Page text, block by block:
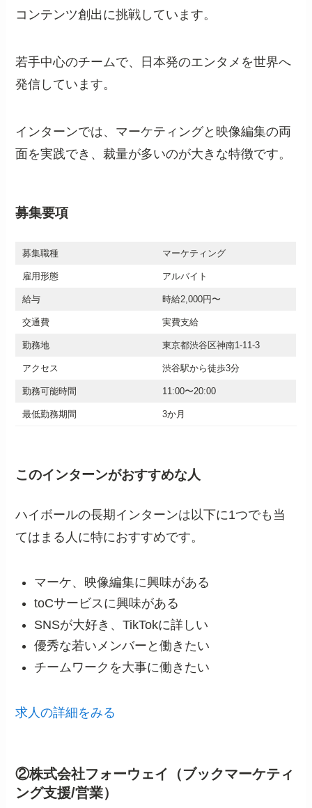
コンテンツ創出に挑戦しています。
若手中心のチームで、日本発のエンタメを世界へ
発信しています。
インターンでは、マーケティングと映像編集の両
面を実践でき、裁量が多いのが大きな特徴です。
募集要項
募集職種 マーケティング
雇用形態 アルバイト
給与 時給2,000円〜
交通費 実費支給
勤務地 東京都渋谷区神南1-11-3
アクセス 渋谷駅から徒歩3分
勤務可能時間 11:00〜20:00
最低勤務期間 3か月
このインターンがおすすめな人
ハイボールの長期インターンは以下に1つでも当
てはまる人に特におすすめです。
マーケ、映像編集に興味がある
toCサービスに興味がある
SNSが大好き、TikTokに詳しい
優秀な若いメンバーと働きたい
チームワークを大事に働きたい
求人の詳細をみる
②株式会社フォーウェイ（ブックマーケティ
ング支援/営業）